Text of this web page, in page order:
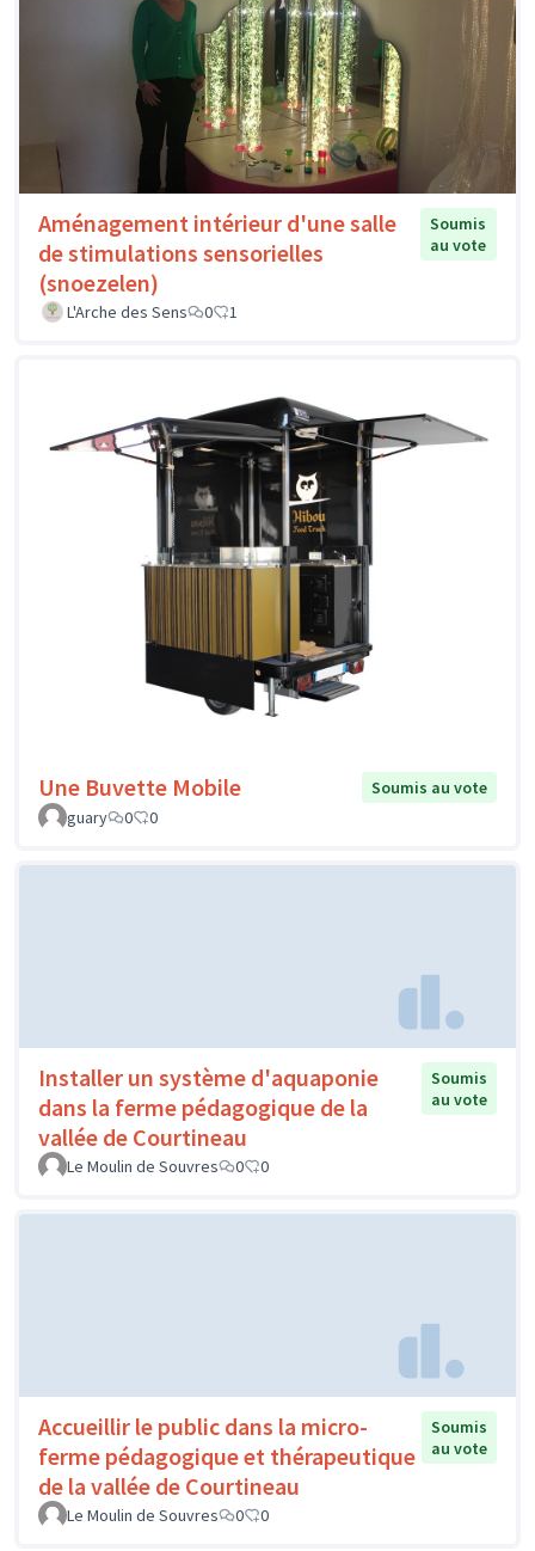
Aménagement intérieur d'une salle
de stimulations sensorielles
(snoezelen)
Soumis
au vote
L'Arche des Sens 0 1
Une Buvette Mobile
Soumis au vote
guary
0 0
Installer un système d'aquaponie
dans la ferme pédagogique de la
vallée de Courtineau
Soumis
au vote
Le Moulin de Souvres 0 0
Accueillir le public dans la micro-
ferme pédagogique et thérapeutique
de la vallée de Courtineau
Soumis
au vote
Le Moulin de Souvres 0 0